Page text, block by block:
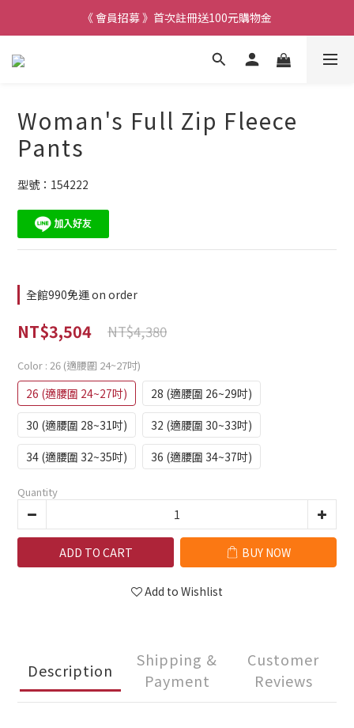
《 會員招募 》首次註冊送100元購物金
Woman's Full Zip Fleece
Pants
型號：154222
全館990免運 on order
NT$3,504 NT$4,380
Color : 26 (適腰圍 24~27吋)
26 (適腰圍 24~27吋)
28 (適腰圍 26~29吋)
30 (適腰圍 28~31吋)
32 (適腰圍 30~33吋)
34 (適腰圍 32~35吋)
36 (適腰圍 34~37吋)
Quantity
ADD TO CART BUY NOW
Add to Wishlist
Description
Shipping &
Payment
Customer
Reviews